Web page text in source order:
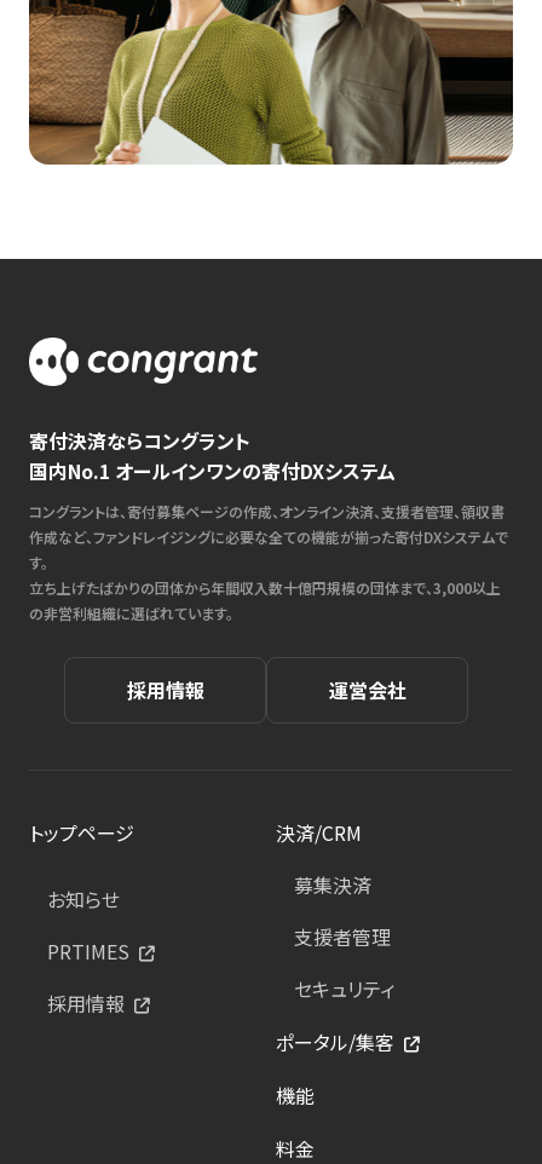
寄付決済ならコングラント
国内No.1 オールインワンの寄付DXシステム
コングラントは、寄付募集ページの作成、オンライン決済、支援者管理、領収書
作成など、ファンドレイジングに必要な全ての機能が揃った寄付DXシステムで
す。
立ち上げたばかりの団体から年間収入数十億円規模の団体まで、3,000以上
の非営利組織に選ばれています。
採用情報 運営会社
トップページ
お知らせ
PRTIMES
採用情報
決済/CRM
募集決済
支援者管理
セキュリティ
ポータル/集客
機能
料金